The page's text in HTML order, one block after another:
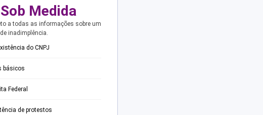
Medida
a todas as informações sobre um
inadimplência.
do CNPJ
básicos
Federal
de protestos